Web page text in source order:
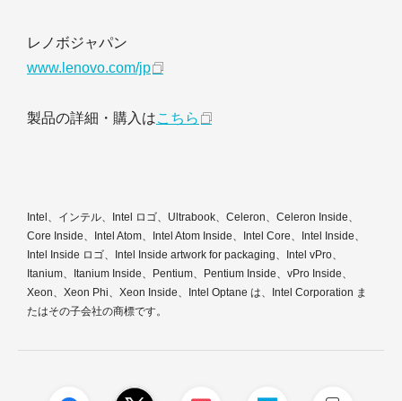
レノボジャパン
www.lenovo.com/jp
製品の詳細・購入はこちら
Intel、インテル、Intel ロゴ、Ultrabook、Celeron、Celeron Inside、
Core Inside、Intel Atom、Intel Atom Inside、Intel Core、Intel Inside、
Intel Inside ロゴ、Intel Inside artwork for packaging、Intel vPro、
Itanium、Itanium Inside、Pentium、Pentium Inside、vPro Inside、
Xeon、Xeon Phi、Xeon Inside、Intel Optane は、Intel Corporation ま
たはその子会社の商標です。